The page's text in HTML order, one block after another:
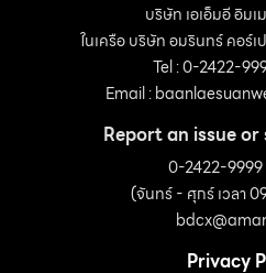
บริษัท เอเอ็มอี อิม
ในเครือ บริษัท อมรินทร์ คอร์
Tel : 0-2422-
Email :
Report an issue
0-2422-
(จันทร์ - ศุกร์ เวลา
Privacy